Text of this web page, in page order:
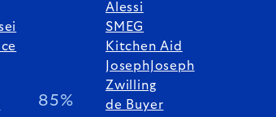
85%
Alessi
SMEG
Kitchen Aid
JosephJoseph
Zwilling
de Buyer